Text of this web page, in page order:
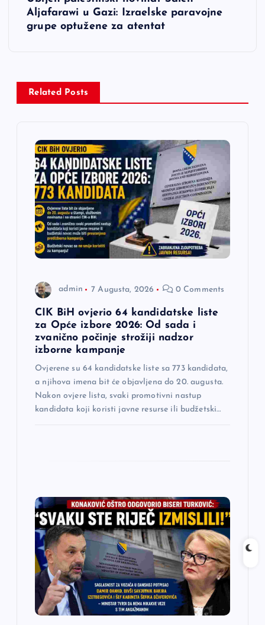
Aljafarawi u Gazi: Izraelske paravojne
grupe optužene za atentat
Related Posts
admin 7 Augusta, 2026 0 Comments
CIK BiH ovjerio 64 kandidatske liste
za Opće izbore 2026: Od sada i
zvanično počinje strožiji nadzor
izborne kampanje
Ovjerene su 64 kandidatske liste sa 773 kandidata,
a njihova imena bit će objavljena do 20. augusta.
Nakon ovjere lista, svaki promotivni nastup
kandidata koji koristi javne resurse ili budžetski…